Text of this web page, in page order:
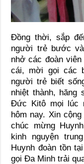
Đồng thời, sắp
người trẻ bước
nhở các đoàn
cái, mời gọi các
người trẻ biết
nhiệt thành, hăng
Đức Kitô mọi lúc
hôm nay. Xin
chúc mừng
kinh nguyện
Huynh đoàn tồn
gọi Đa Minh trải